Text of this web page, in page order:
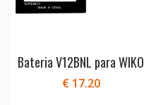
Bateria V12BNL para WIKO
€17.20